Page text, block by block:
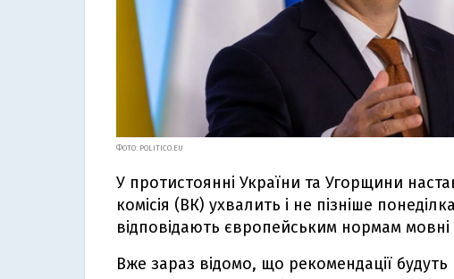
ФОТО: POLITICO.EU
У протистоянні України та Угорщини
комісія (ВК) ухвалить і не пізніше
відповідають європейським нормам
Вже зараз відомо, що рекомендації